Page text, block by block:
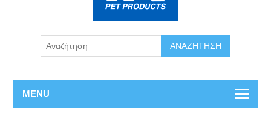
ΑΝΑΖΉΤΗΣΗ
MENU